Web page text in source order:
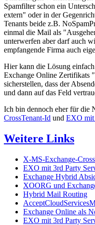
Spamfilter schon ein
extern" oder in der
Tenants beide z.B.
einmal die Mail als
unterwerfen aber darf auch
empfangende Firma auch
Hier kann die Lösung
Exchange Online Zertifikats
sicherstellen, dass der
und dann auf das Feld
Ich bin dennoch eher für die
CrossTenant-Id und EXO mit
Weitere Links
X-MS-Exchange-
EXO mit 3rd Party
Exchange Hybrid
XOORG und
Hybrid Mail Routing
Exchange Online als
EXO mit 3rd Party